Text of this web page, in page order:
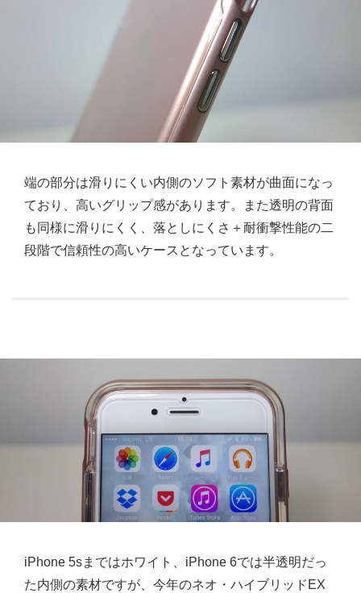
端の部分は滑りにくい内側のソフト素材が曲面になっ
ており、高いグリップ感があります。また透明の背面
も同様に滑りにくく、落としにくさ＋耐衝撃性能の二
段階で信頼性の高いケースとなっています。
iPhone 5sまではホワイト、iPhone 6では半透明だっ
た内側の素材ですが、今年のネオ・ハイブリッドEX